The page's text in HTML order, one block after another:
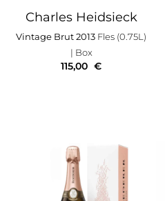
Charles Heidsieck
Vintage Brut 2013 Fles (0.75L)
| Box
115,00 €